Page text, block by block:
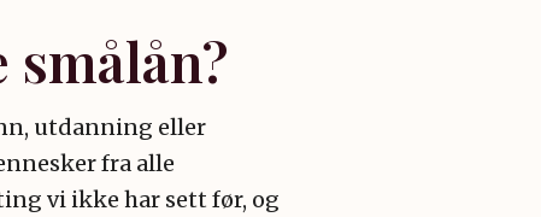
smålån?
utdanning eller
fra alle
vi ikke har sett før, og